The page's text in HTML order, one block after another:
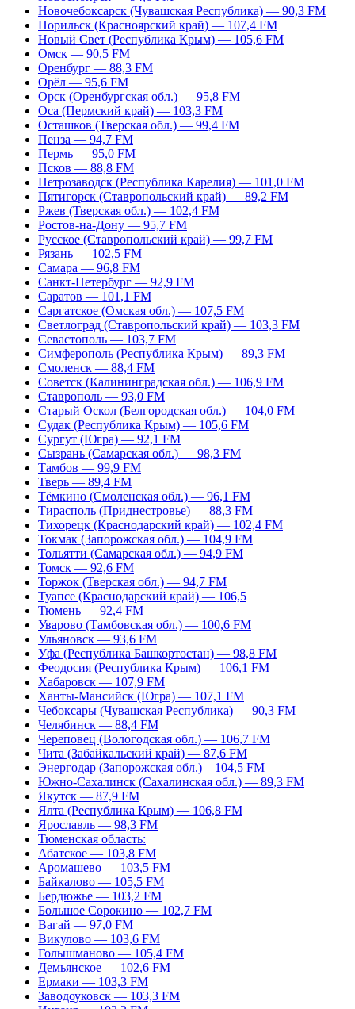
Новочебоксарск (Чувашская Республика) — 90,3 FM
Норильск (Красноярский край) — 107,4 FM
Новый Свет (Республика Крым) — 105,6 FM
Омск — 90,5 FM
Оренбург — 88,3 FM
Орёл — 95,6 FM
Орск (Оренбургская обл.) — 95,8 FM
Оса (Пермский край) — 103,3 FM
Осташков (Тверская обл.) — 99,4 FM
Пенза — 94,7 FM
Пермь — 95,0 FM
Псков — 88,8 FM
Петрозаводск (Республика Карелия) — 101,0 FM
Пятигорск (Ставропольский край) — 89,2 FM
Ржев (Тверская обл.) — 102,4 FM
Ростов-на-Дону — 95,7 FM
Русское (Ставропольский край) — 99,7 FM
Рязань — 102,5 FM
Самара — 96,8 FM
Санкт-Петербург — 92,9 FM
Саратов — 101,1 FM
Саргатское (Омская обл.) — 107,5 FM
Светлоград (Ставропольский край) — 103,3 FM
Севастополь — 103,7 FM
Симферополь (Республика Крым) — 89,3 FM
Смоленск — 88,4 FM
Советск (Калининградская обл.) — 106,9 FM
Ставрополь — 93,0 FM
Старый Оскол (Белгородская обл.) — 104,0 FM
Судак (Республика Крым) — 105,6 FM
Сургут (Югра) — 92,1 FM
Сызрань (Самарская обл.) — 98,3 FM
Тамбов — 99,9 FM
Тверь — 89,4 FM
Тёмкино (Смоленская обл.) — 96,1 FM
Тирасполь (Приднестровье) — 88,3 FM
Тихорецк (Краснодарский край) — 102,4 FM
Токмак (Запорожская обл.) — 104,9 FM
Тольятти (Самарская обл.) — 94,9 FM
Томск — 92,6 FM
Торжок (Тверская обл.) — 94,7 FM
Туапсе (Краснодарский край) — 106,5
Тюмень — 92,4 FM
Уварово (Тамбовская обл.) — 100,6 FM
Ульяновск — 93,6 FM
Уфа (Республика Башкортостан) — 98,8 FM
Феодосия (Республика Крым) — 106,1 FM
Хабаровск — 107,9 FM
Ханты-Мансийск (Югра) — 107,1 FM
Чебоксары (Чувашская Республика) — 90,3 FM
Челябинск — 88,4 FM
Череповец (Вологодская обл.) — 106,7 FM
Чита (Забайкальский край) — 87,6 FM
Энергодар (Запорожская обл.) – 104,5 FM
Южно-Сахалинск (Сахалинская обл.) — 89,3 FM
Якутск — 87,9 FM
Ялта (Республика Крым) — 106,8 FM
Ярославль — 98,3 FM
Тюменская область:
Абатское — 103,8 FM
Аромашево — 103,5 FM
Байкалово — 105,5 FM
Бердюжье — 103,2 FM
Большое Сорокино — 102,7 FM
Вагай — 97,0 FM
Викулово — 103,6 FM
Голышманово — 105,4 FM
Демьянское — 102,6 FM
Ермаки — 103,3 FM
Заводоуковск — 103,3 FM